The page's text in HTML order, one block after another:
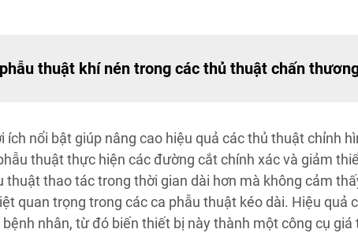
thuật khí nén trong các thủ thuật chấn
nổi bật giúp nâng cao hiệu quả các thủ thuật chỉnh
thuật thực hiện các đường cắt chính xác và giảm
thuật thao tác trong thời gian dài hơn mà không cảm
quan trọng trong các ca phẫu thuật kéo dài. Hiệu quả
nhân, từ đó biến thiết bị này thành một công cụ giá